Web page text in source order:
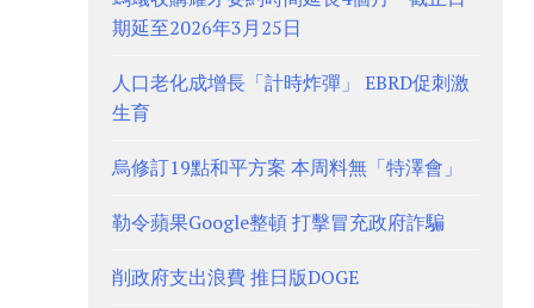
期延至2026年3月25日
人口老化成增長「計時炸彈」 EBRD促刺激
生育
烏修訂19點和平方案 本周料無「特澤會」
勒令蘋果Google整頓 打擊冒充政府詐騙
削政府支出浪費 推日版DOGE